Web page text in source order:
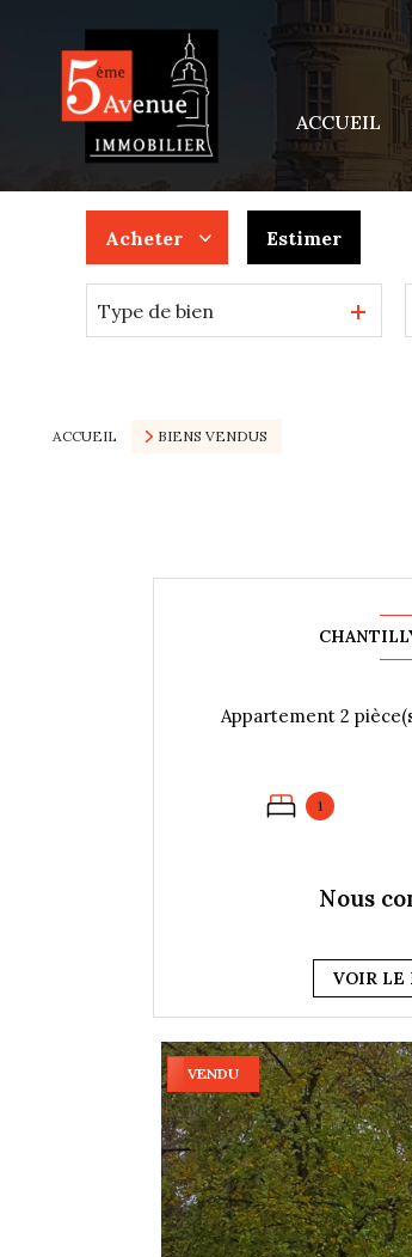
ACCUEIL
Acheter
De l'ancien
Estimer
Type de bien
ACCUEIL BIENS VENDUS
1
Nous
VOIR LE
VENDU